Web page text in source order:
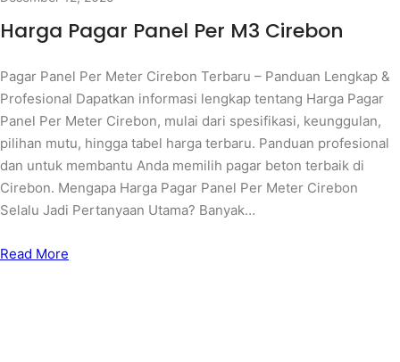
Harga Pagar Panel Per M3 Cirebon
Pagar Panel Per Meter Cirebon Terbaru – Panduan Lengkap &
Profesional Dapatkan informasi lengkap tentang Harga Pagar
Panel Per Meter Cirebon, mulai dari spesifikasi, keunggulan,
pilihan mutu, hingga tabel harga terbaru. Panduan profesional
dan untuk membantu Anda memilih pagar beton terbaik di
Cirebon. Mengapa Harga Pagar Panel Per Meter Cirebon
Selalu Jadi Pertanyaan Utama? Banyak…
Read More